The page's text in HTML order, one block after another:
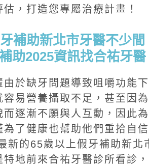
估，打造您專屬治療計畫！
補助新北市牙醫不少
助2025資訊找合祐牙醫
由於缺牙問題導致咀嚼功能
容易營養攝取不足，甚至因
而逐漸不願與人互動，因此
為了健康也幫助他們重拾自
新的65歲以上假牙補助新北
特地前來合祐牙醫診所看診